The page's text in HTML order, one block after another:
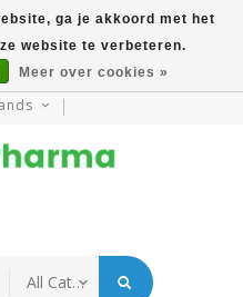
Op Nieuwsbrief | Gratis
| Online Sinds 2007
ga je akkoord met het
website te verbeteren.
Meer over cookies »